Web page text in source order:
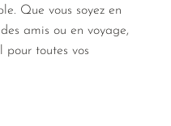
Que vous soyez en
amis ou en voyage,
pour toutes vos